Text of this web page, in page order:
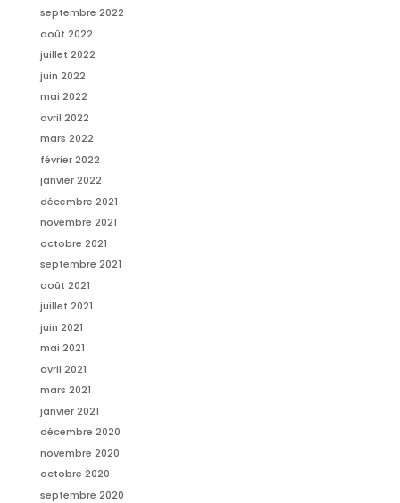
septembre 2022
août 2022
juillet 2022
juin 2022
mai 2022
avril 2022
mars 2022
février 2022
janvier 2022
décembre 2021
novembre 2021
octobre 2021
septembre 2021
août 2021
juillet 2021
juin 2021
mai 2021
avril 2021
mars 2021
janvier 2021
décembre 2020
novembre 2020
octobre 2020
septembre 2020